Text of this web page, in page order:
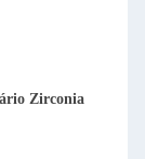
Zirconia